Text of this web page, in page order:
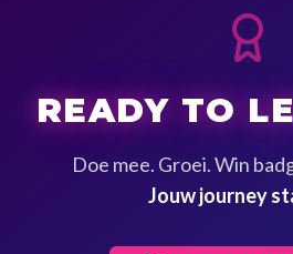
READY TO
Doe mee. Groei. Win
Jouw journey